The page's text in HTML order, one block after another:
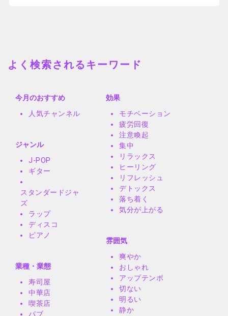
よく検索されるキーワード
今月のおすすめ
人気チャンネル
ジャンル
J-POP
ギター
スタンダードジャ
ズ
ラップ
ディスコ
ピアノ
業種・業態
寿司屋
中華店
喫茶店
パブ
効果
モチベーション
疲労回復
注意喚起
集中
リラックス
ヒーリング
リフレッシュ
デトックス
落ち着く
気分が上がる
雰囲気
爽やか
おしゃれ
アップテンポ
切ない
明るい
静か